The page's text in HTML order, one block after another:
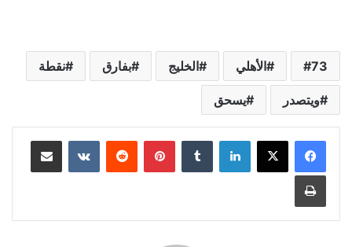
73 الأهلي الخليج بفارق نقطة
ويتصدر يسحق
لينكدإن بينتيريست